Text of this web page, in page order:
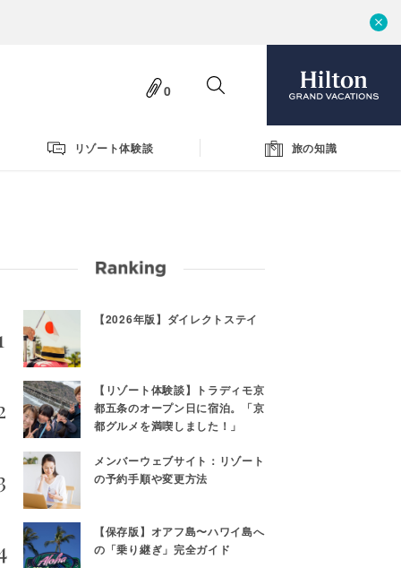
0
リゾート体験談 旅の知識
【2026年版】ダイレクトステイ
【リゾート体験談】トラディモ京
都五条のオープン日に宿泊。「京
都グルメを満喫しました！」
メンバーウェブサイト：リゾート
の予約手順や変更方法
【保存版】オアフ島〜ハワイ島へ
の「乗り継ぎ」完全ガイド